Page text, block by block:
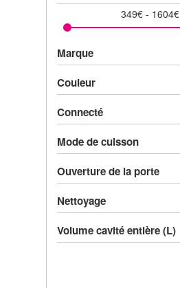
349€- 1604€
Marque
Couleur
Connecté
Mode de cuisson
Ouverture de la porte
Nettoyage
Volume cavité entière (L)